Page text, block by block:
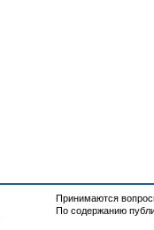
Принимаются
По содержанию